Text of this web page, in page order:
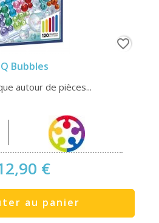
Bubbles
autour de pièces...
€
au panier
favorite_border